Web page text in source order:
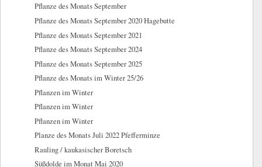
Pflanze des Monats September
Pflanze des Monats September 2020 Hagebutte
Pflanze des Monats September 2021
Pflanze des Monats September 2024
Pflanze des Monats September 2025
Pflanze des Monats im Winter 25/26
Pflanzen im Winter
Pflanzen im Winter
Pflanzen im Winter
Planze des Monats Juli 2022 Pfefferminze
Rauling / kaukasischer Boretsch
Süßdolde im Monat Mai 2020